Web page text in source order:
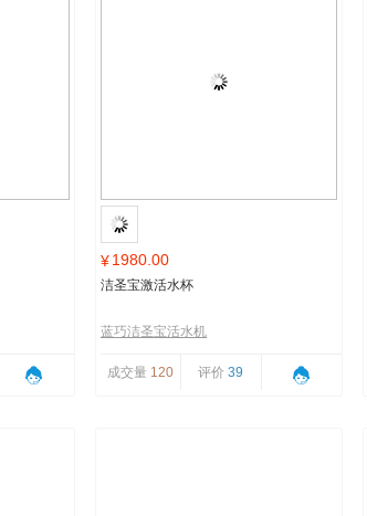
¥1980.00
洁圣宝激活水杯
蓝巧洁圣宝活水机
成交量 120 评价39